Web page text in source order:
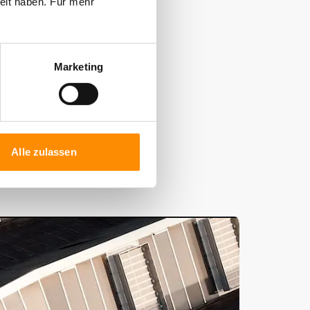
Marketing
Alle zulassen
beziehbar